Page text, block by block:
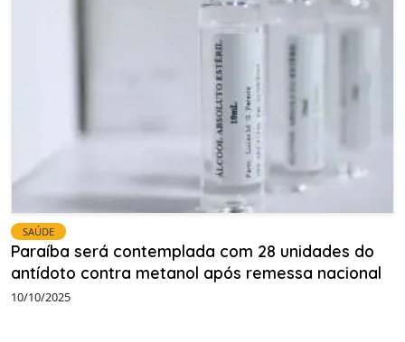
SAÚDE
Paraíba será contemplada com 28 unidades do
antídoto contra metanol após remessa nacional
10/10/2025